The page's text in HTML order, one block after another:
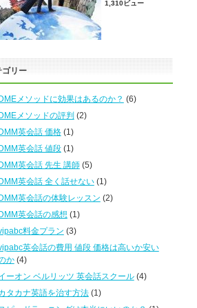
1,310ビュー
ゴリー
メソッドに効果はあるのか？ (6)
メソッドの評判 (2)
英会話 価格(1)
英会話 値段(1)
英会話 先生 講師(5)
英会話 全く話せない(1)
英会話の体験レッスン (2)
英会話の感想 (1)
料金プラン (3)
英会話の費用 値段 価格は高いか安い
か(4)
ーオン ベルリッツ 英会話スクール(4)
タカナ英語を治す方法(1)